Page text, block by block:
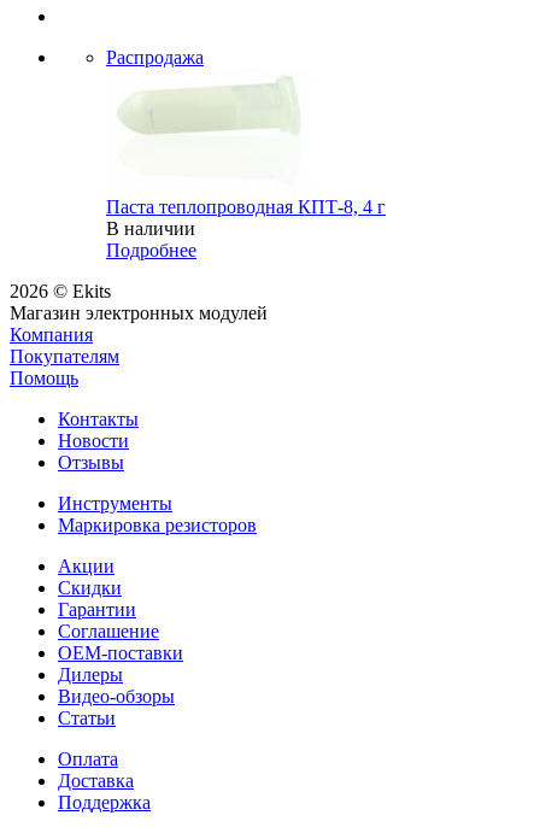
Распродажа
Паста теплопроводная КПТ-8, 4 г
В наличии
Подробнее
2026 © Ekits
Магазин электронных модулей
Компания
Покупателям
Помощь
Контакты
Новости
Отзывы
Инструменты
Маркировка резисторов
Акции
Скидки
Гарантии
Соглашение
OEM-поставки
Дилеры
Видео-обзоры
Статьи
Оплата
Доставка
Поддержка